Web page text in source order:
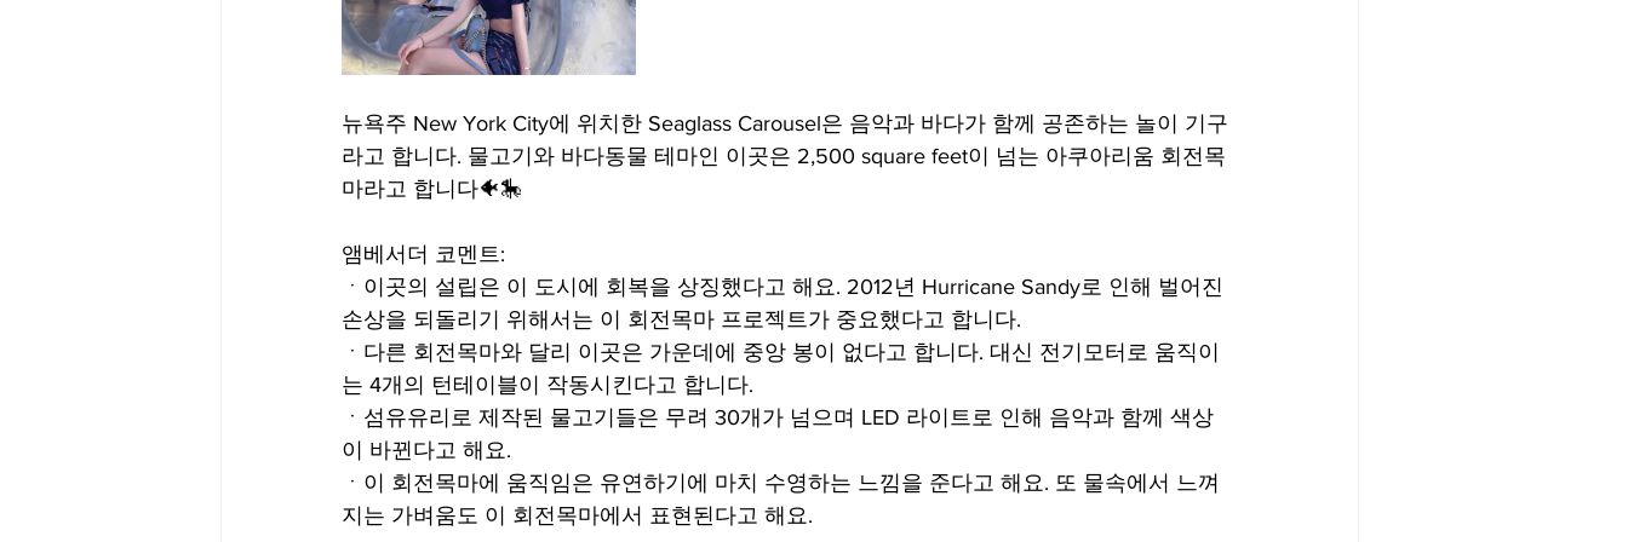
뉴욕주 New York City에 위치한 Seaglass Carousel은 음악과 바다가 함께 공존하는 놀이 기구
라고 합니다. 물고기와 바다동물 테마인 이곳은 2,500 square feet이 넘는 아쿠아리움 회전목
마라고 합니다🐠🎠
앰베서더 코멘트:
ㆍ이곳의 설립은 이 도시에 회복을 상징했다고 해요. 2012년 Hurricane Sandy로 인해 벌어진
손상을 되돌리기 위해서는 이 회전목마 프로젝트가 중요했다고 합니다.
ㆍ다른 회전목마와 달리 이곳은 가운데에 중앙 봉이 없다고 합니다. 대신 전기모터로 움직이
는 4개의 턴테이블이 작동시킨다고 합니다.
ㆍ섬유유리로 제작된 물고기들은 무려 30개가 넘으며 LED 라이트로 인해 음악과 함께 색상
이 바뀐다고 해요.
ㆍ이 회전목마에 움직임은 유연하기에 마치 수영하는 느낌을 준다고 해요. 또 물속에서 느껴
지는 가벼움도 이 회전목마에서 표현된다고 해요.